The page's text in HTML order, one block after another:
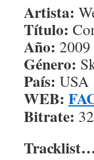
Artista:
Título:
Año: 2009
Género:
País: USA
WEB:
Bitrate: